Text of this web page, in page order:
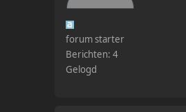
forum starter
Berichten: 4
Gelogd